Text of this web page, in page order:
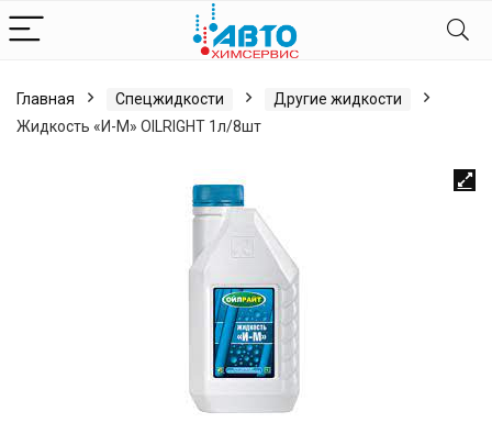
Главная Спецжидкости
Другие жидкости
Жидкость «И-М» OILRIGHT 1л/8шт